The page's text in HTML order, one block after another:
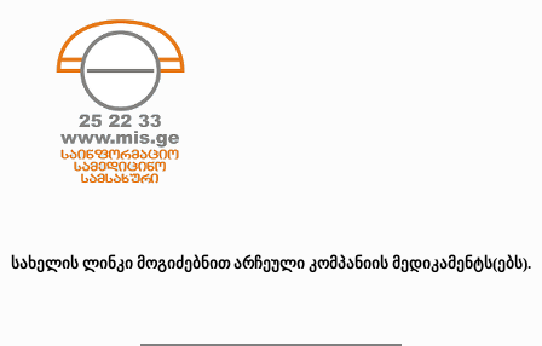
სახელის ლინკი მოგიძებნით არჩეული კომპანიის მედიკამენტს(ებს).